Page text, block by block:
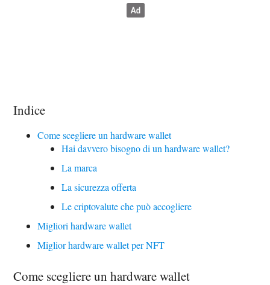
Indice
Come scegliere un hardware wallet
Hai davvero bisogno di un hardware wallet?
La marca
La sicurezza offerta
Le criptovalute che può accogliere
Migliori hardware wallet
Miglior hardware wallet per NFT
Come scegliere un hardware wallet